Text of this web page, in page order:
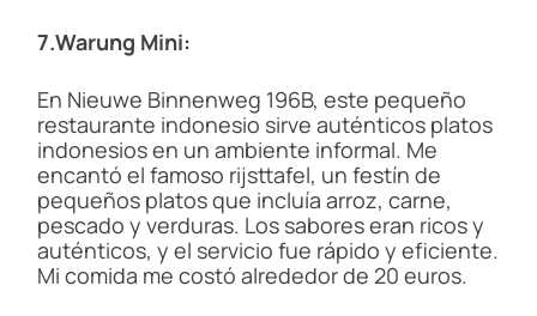
7.Warung Mini:
En Nieuwe Binnenweg 196B, este pequeño
restaurante indonesio sirve auténticos platos
indonesios en un ambiente informal. Me
encantó el famoso rijsttafel, un festín de
pequeños platos que incluía arroz, carne,
pescado y verduras. Los sabores eran ricos y
auténticos, y el servicio fue rápido y eficiente.
Mi comida me costó alrededor de 20 euros.